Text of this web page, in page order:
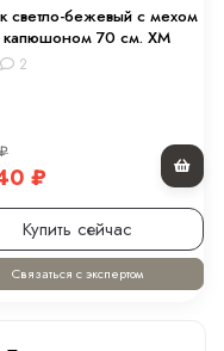
светло-бежевый с мехом
капюшоном 70 см. ХМ
2
₽
₽
Купить сейчас
Связаться с экспертом